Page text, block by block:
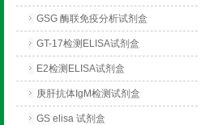
GSG 酶联免疫分析试剂盒
GT-17检测ELISA试剂盒
E2检测ELISA试剂盒
庚肝抗体IgM检测试剂盒
GS elisa 试剂盒